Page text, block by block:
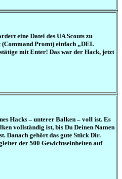
eine Datei des UA Scouts zu
Promt) einfach „DEL
mit Enter! Das war der Hack, jetzt
Hacks – unterer Balken – voll ist. Es
vollständig ist, bis Du Deinen Namen
Danach gehört das gute Stück Dir.
der 500 Gewichtseinheiten auf